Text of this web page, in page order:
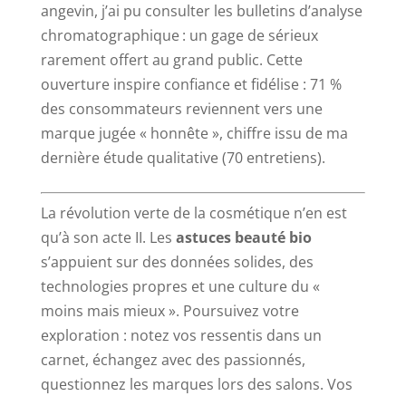
angevin, j’ai pu consulter les bulletins d’analyse
chromatographique : un gage de sérieux
rarement offert au grand public. Cette
ouverture inspire confiance et fidélise : 71 %
des consommateurs reviennent vers une
marque jugée « honnête », chiffre issu de ma
dernière étude qualitative (70 entretiens).
La révolution verte de la cosmétique n’en est
qu’à son acte II. Les astuces beauté bio
s’appuient sur des données solides, des
technologies propres et une culture du «
moins mais mieux ». Poursuivez votre
exploration : notez vos ressentis dans un
carnet, échangez avec des passionnés,
questionnez les marques lors des salons. Vos